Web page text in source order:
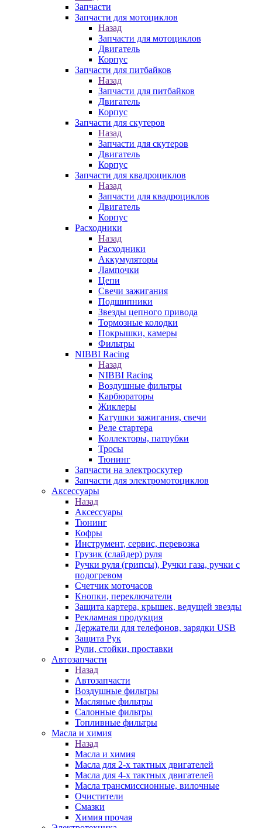
Запчасти
Запчасти для мотоциклов
Назад
Запчасти для мотоциклов
Двигатель
Корпус
Запчасти для питбайков
Назад
Запчасти для питбайков
Двигатель
Корпус
Запчасти для скутеров
Назад
Запчасти для скутеров
Двигатель
Корпус
Запчасти для квадроциклов
Назад
Запчасти для квадроциклов
Двигатель
Корпус
Расходники
Назад
Расходники
Аккумуляторы
Лампочки
Цепи
Свечи зажигания
Подшипники
Звезды цепного привода
Тормозные колодки
Покрышки, камеры
Фильтры
NIBBI Racing
Назад
NIBBI Racing
Воздушные фильтры
Карбюраторы
Жиклеры
Катушки зажигания, свечи
Реле стартера
Коллекторы, патрубки
Тросы
Тюнинг
Запчасти на электроскутер
Запчасти для электромотоциклов
Аксессуары
Назад
Аксессуары
Тюнинг
Кофры
Инструмент, сервис, перевозка
Грузик (слайдер) руля
Ручки руля (грипсы), Ручки газа, ручки с
подогревом
Счетчик моточасов
Кнопки, переключатели
Защита картера, крышек, ведущей звезды
Рекламная продукция
Держатели для телефонов, зарядки USB
Защита Рук
Рули, стойки, проставки
Автозапчасти
Назад
Автозапчасти
Воздушные фильтры
Масляные фильтры
Салонные фильтры
Топливные фильтры
Масла и химия
Назад
Масла и химия
Масла для 2-х тактных двигателей
Масла для 4-х тактных двигателей
Масла трансмиссионные, вилочные
Очистители
Смазки
Химия прочая